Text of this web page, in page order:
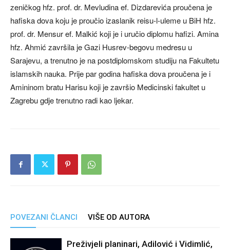
zeničkog hfz. prof. dr. Mevludina ef. Dizdarevića proučena je
hafiska dova koju je proučio izaslanik reisu-l-uleme u BiH hfz.
prof. dr. Mensur ef. Malkić koji je i uručio diplomu hafizi. Amina
hfz. Ahmić završila je Gazi Husrev-begovu medresu u
Sarajevu, a trenutno je na postdiplomskom studiju na Fakultetu
islamskih nauka. Prije par godina hafiska dova proučena je i
Amininom bratu Harisu koji je završio Medicinski fakultet u
Zagrebu gdje trenutno radi kao ljekar.
POVEZANI ČLANCI VIŠE OD AUTORA
Preživjeli planinari, Adilović i Vidimlić,